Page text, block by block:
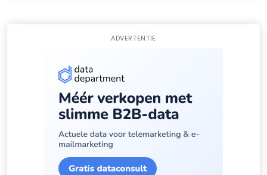
ADVERTENTIE